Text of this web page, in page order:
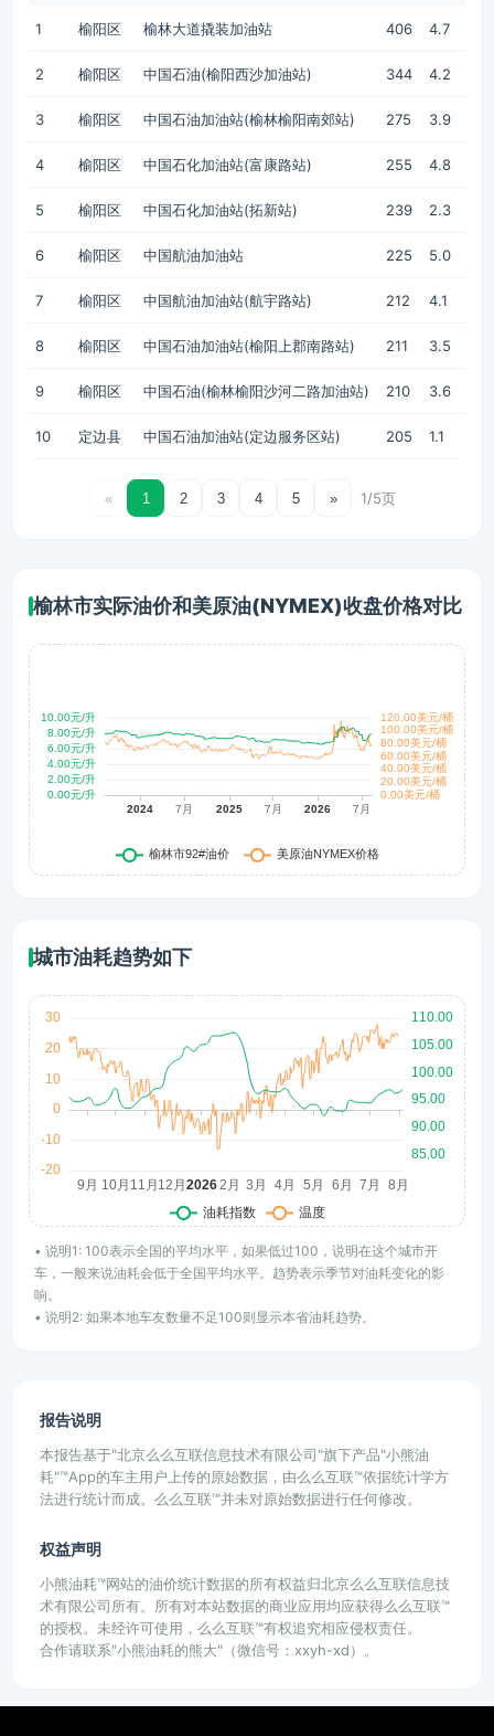
1 榆阳区 榆林大道撬装加油站 406 4.7
2 榆阳区 中国石油(榆阳西沙加油站) 344 4.2
3 榆阳区 中国石油加油站(榆林榆阳南郊站) 275 3.9
4 榆阳区 中国石化加油站(富康路站) 255 4.8
5 榆阳区 中国石化加油站(拓新站) 239 2.3
6 榆阳区 中国航油加油站 225 5.0
7 榆阳区 中国航油加油站(航宇路站) 212 4.1
8 榆阳区 中国石油加油站(榆阳上郡南路站) 211 3.5
9 榆阳区 中国石油(榆林榆阳沙河二路加油站) 210 3.6
10 定边县 中国石油加油站(定边服务区站) 205 1.1
« 1 2 3 4 5 » 1/5页
榆林市实际油价和美原油(NYMEX)收盘价格对比
城市油耗趋势如下
• 说明1: 100表示全国的平均水平，如果低过100，说明在这个城市开
车，一般来说油耗会低于全国平均水平。趋势表示季节对油耗变化的影
响。
• 说明2: 如果本地车友数量不足100则显示本省油耗趋势。
报告说明
本报告基于"北京么么互联信息技术有限公司"旗下产品"小熊油
耗"™App的车主用户上传的原始数据，由么么互联™依据统计学方
法进行统计而成。么么互联™并未对原始数据进行任何修改。
权益声明
小熊油耗™网站的油价统计数据的所有权益归北京么么互联信息技
术有限公司所有。所有对本站数据的商业应用均应获得么么互联™
的授权。未经许可使用，么么互联™有权追究相应侵权责任。
合作请联系"小熊油耗的熊大"（微信号：xxyh-xd）。